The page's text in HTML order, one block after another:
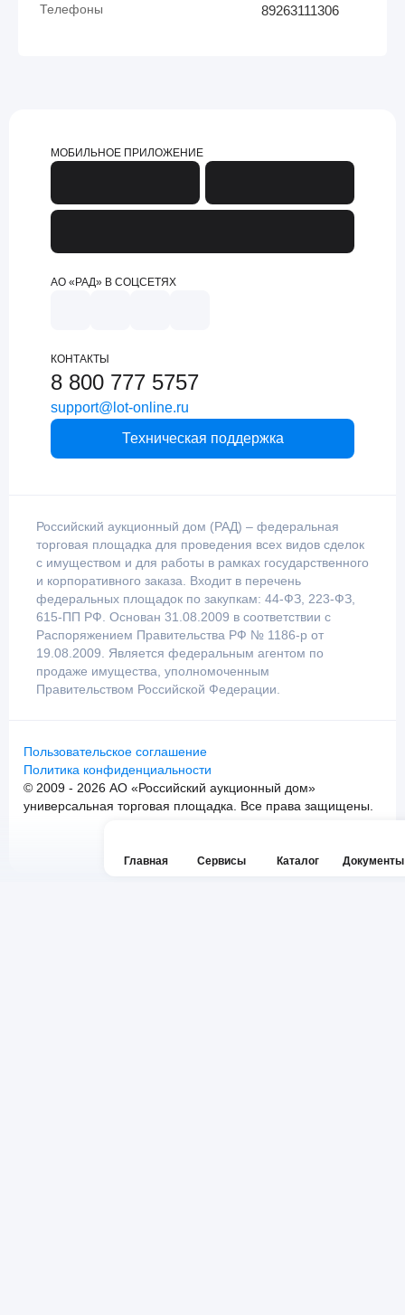
Главная Сервисы Каталог Документы
Телефоны 89263111306
МОБИЛЬНОЕ ПРИЛОЖЕНИЕ
АО «РАД» В СОЦСЕТЯХ
КОНТАКТЫ
8 800 777 5757
support@lot-online.ru
Техническая поддержка
Российский аукционный дом (РАД) – федеральная
торговая площадка для проведения всех видов сделок
с имуществом и для работы в рамках государственного
и корпоративного заказа. Входит в перечень
федеральных площадок по закупкам: 44-ФЗ, 223-ФЗ,
615-ПП РФ. Основан 31.08.2009 в соответствии с
Распоряжением Правительства РФ № 1186-р от
19.08.2009. Является федеральным агентом по
продаже имущества, уполномоченным
Правительством Российской Федерации.
Пользовательское соглашение
Политика конфиденциальности
© 2009 - 2026 АО «Российский аукционный дом»
универсальная торговая площадка. Все права защищены.